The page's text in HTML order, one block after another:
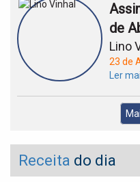
de
Lino
23 de
Ler
Receita do dia